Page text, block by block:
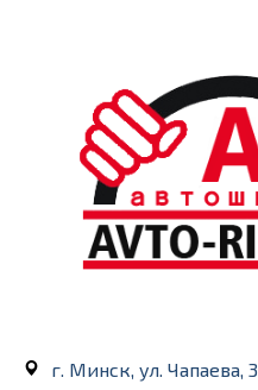
г. Минск, ул. Чапаева, 3